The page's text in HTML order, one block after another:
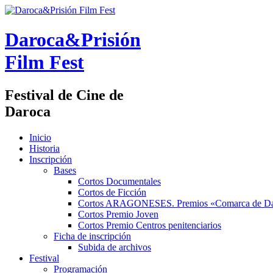
Daroca&Prisión
Film Fest
Festival de Cine de
Daroca
Inicio
Historia
Inscripción
Bases
Cortos Documentales
Cortos de Ficción
Cortos ARAGONESES. Premios «Comarca de
Cortos Premio Joven
Cortos Premio Centros penitenciarios
Ficha de inscripción
Subida de archivos
Festival
Programación